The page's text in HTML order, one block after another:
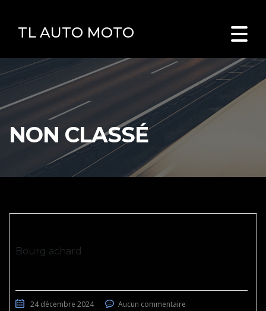
TL AUTO MOTO
NON CLASSÉ
Bourg achard
24 décembre 2024 Aucun commentaire